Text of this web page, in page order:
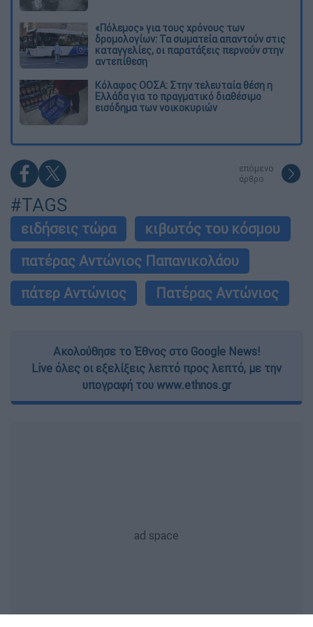
«Πόλεμος» για τους χρόνους των
δρομολογίων: Τα σωματεία απαντούν στις
καταγγελίες, οι παρατάξεις περνούν στην
αντεπίθεση
Κόλαφος ΟΟΣΑ: Στην τελευταία θέση η
Ελλάδα για το πραγματικό διαθέσιμο
εισόδημα των νοικοκυριών
επόμενο
άρθρο
#TAGS
ειδήσεις τώρα
κιβωτός του κόσμου
πατέρας Αντώνιος Παπανικολάου
πάτερ Αντώνιος
Πατέρας Αντώνιος
Ακολούθησε το Έθνος στο Google News!
Live όλες οι εξελίξεις λεπτό προς λεπτό, με την
υπογραφή του www.ethnos.gr